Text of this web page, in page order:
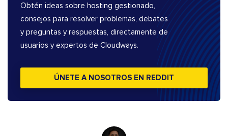
Obtén ideas sobre hosting gestionado,
consejos para resolver problemas, debates
y preguntas y respuestas, directamente de
usuarios y expertos de Cloudways.
ÚNETE A NOSOTROS EN REDDIT